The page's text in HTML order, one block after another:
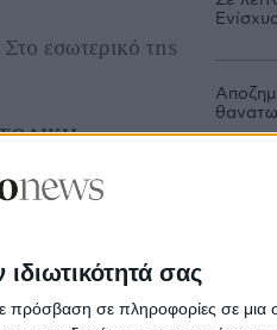
σας
πρόσβαση σε πληροφορίες σε
εσωτερικό της
ή όμβροι και
Το μεσημέρι -